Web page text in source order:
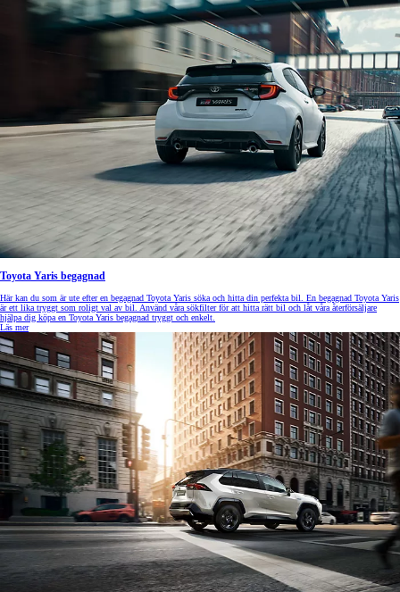
Toyota Yaris begagnad
Här kan du som är ute efter en begagnad Toyota Yaris söka och hitta din perfekta bil. En begagnad Toyota Yaris
är ett lika tryggt som roligt val av bil. Använd våra sökfilter för att hitta rätt bil och låt våra återförsäljare
hjälpa dig köpa en Toyota Yaris begagnad tryggt och enkelt.
Läs mer